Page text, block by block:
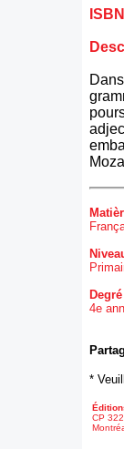
4e
*
CP